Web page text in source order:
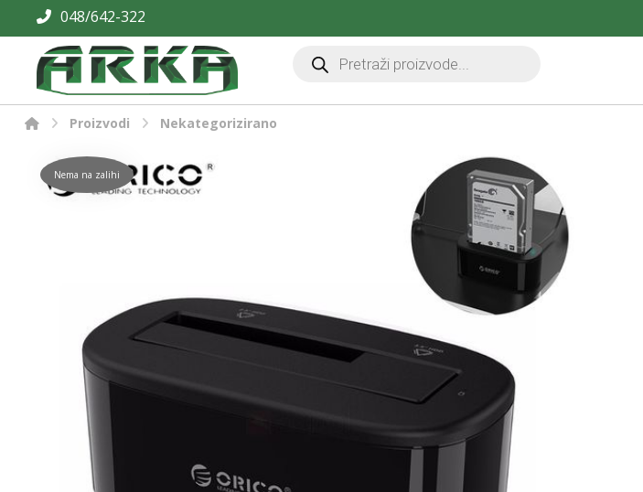
048/642-322
Proizvodi Nekategorizirano
Nema na zalihi